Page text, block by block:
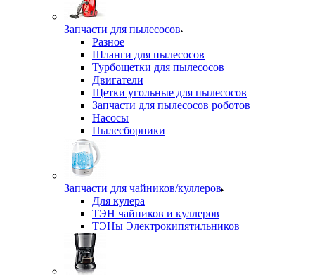
Запчасти для пылесосов
Разное
Шланги для пылесосов
Турбощетки для пылесосов
Двигатели
Щетки угольные для пылесосов
Запчасти для пылесосов роботов
Насосы
Пылесборники
Запчасти для чайников/куллеров
Для кулера
ТЭН чайников и куллеров
ТЭНы Электрокипятильников